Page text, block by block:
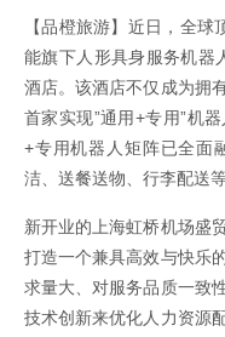
【品橙旅游】近日，全
能旗下人形具身服务机器
酒店。该酒店不仅成为拥
首家实现”通用+专用”机
+专用机器人矩阵已全面
洁、送餐送物、行李配送
新开业的上海虹桥机场盛
打造一个兼具高效与快乐
求量大、对服务品质一致
技术创新来优化人力资源